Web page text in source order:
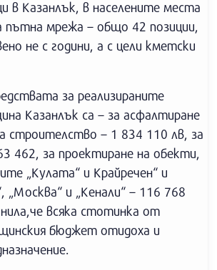
в Казанлък, в населените места
пътна мрежа – общо 42 позиции,
не с години, а с цели кметски
за реализираните
Казанлък са – за асфалтиране
строителство – 1 834 110 лв, за
462, за проектиране на обекти,
„Кулата“ и Крайречен“ и
„Москва“ и „Кенали“ – 116 768
всяка стотинка от
бюджет отидоха и